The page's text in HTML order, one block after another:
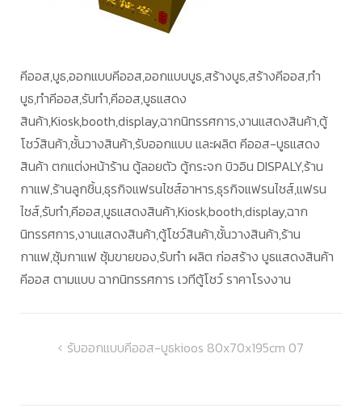
คีออส,บูธ,ออกแบบคีออส,ออกแบบบูธ,สร้างบูธ,สร้างคีออส,ทำ
บูธ,ทำคีออส,รับทำ,คีออส,บูธแสดง
สินค้า,Kiosk,booth,display,ฉากนิทรรศการ,งานแสดงสินค้า,ตู้
โชว์สินค้า,ชั้นวางสินค้า,รับออกแบบ และผลิต คีออส-บูธแสดง
สินค้า ตกแต่งหน้าร้าน ตู้ลอยตัว ตู้กระจก บิวอิน DISPALY,ร้าน
กาแฟ,ร้านลูกชิ้น,ธุรกิจแฟรนไชส์อาหาร,ธุรกิจแฟรนไชส์,แฟรน
ไชส์,รับทำ,คีออส,บูธแสดงสินค้า,Kiosk,booth,display,ฉาก
นิทรรศการ,งานแสดงสินค้า,ตู้โชว์สินค้า,ชั้นวางสินค้า,ร้าน
กาแฟ,ซุ้มกาแฟ ซุ้มขายของ,รับทำ ผลิต ก่อสร้าง บูธแสดงสินค้า
คีออส ตามแบบ ฉากนิทรรศการ เวทีตู้โชว์ ราคาโรงงาน
แนะแนวรับออกแบบคีออส-บูธkioos 80x70x195cm 07